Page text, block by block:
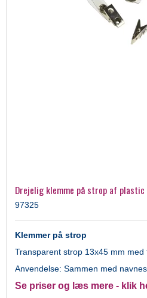
Drejelig klemme på strop af plastic
97325
Klemmer på strop
Transparent strop 13x45 mm med
Anvendelse: Sammen med
Se priser og læs mere - klik